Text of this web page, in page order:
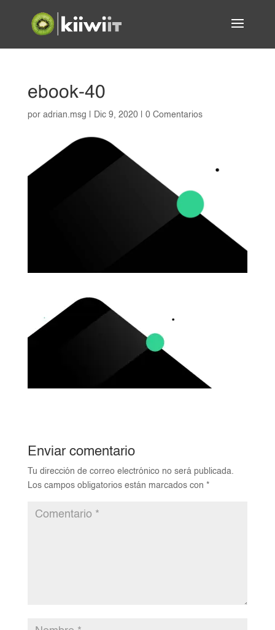
ebook-40
por adrian.msg Dic 9, 2020| 0 Comentarios
Enviar comentario
Tu dirección de correo electrónico no será publicada.
Los campos obligatorios están marcados con *